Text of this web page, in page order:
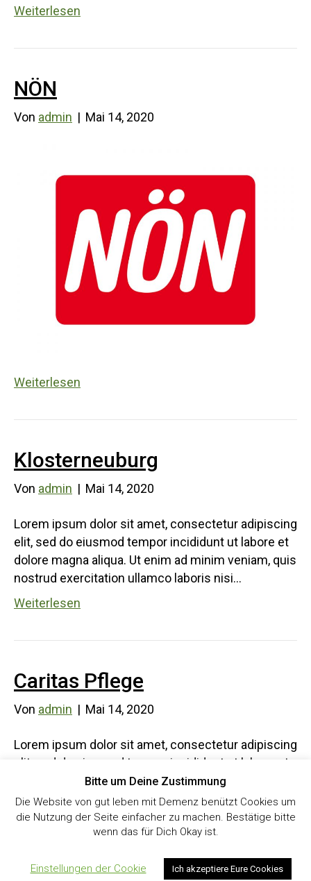
Weiterlesen
NÖN
Von admin | Mai 14, 2020
Weiterlesen
Klosterneuburg
Von admin | Mai 14, 2020
Lorem ipsum dolor sit amet, consectetur adipiscing
elit, sed do eiusmod tempor incididunt ut labore et
dolore magna aliqua. Ut enim ad minim veniam, quis
nostrud exercitation ullamco laboris nisi…
Weiterlesen
Caritas Pflege
Von admin | Mai 14, 2020
Lorem ipsum dolor sit amet, consectetur adipiscing
elit, sed do eiusmod tempor incididunt ut labore et
dolore magna aliqua. Ut enim ad minim veniam, quis
nostrud exercitation ullamco laboris nisi…
Weiterlesen
Kontakt|Impressum| Datenschutz|Facebook
Bitte um Deine Zustimmung
Die Website von gut leben mit Demenz benützt Cookies um
die Nutzung der Seite einfacher zu machen. Bestätige bitte
wenn das für Dich Okay ist.
Einstellungen der Cookie Ich akzeptiere Eure Cookies